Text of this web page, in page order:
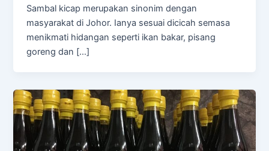
Sambal kicap merupakan sinonim dengan
masyarakat di Johor. Ianya sesuai dicicah semasa
menikmati hidangan seperti ikan bakar, pisang
goreng dan […]